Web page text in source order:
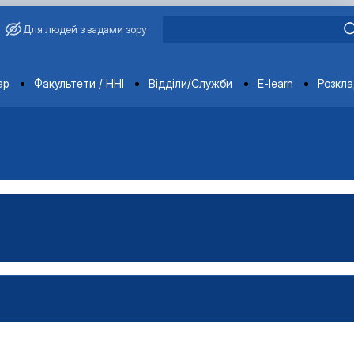
Для людей з вадами зору
Факультети / ННІ Відділи/Служби E-learn